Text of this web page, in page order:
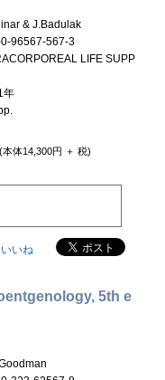
& J.Badulak
0-96567-567-3
LIFE SUPP
年
(本体14,300円 ＋ 税)
いいね
5th e